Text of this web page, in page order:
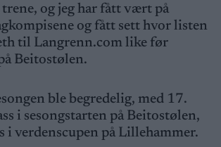
og jeg har fått vært på
og fått sett hvor listen
til Langrenn.com like før
Beitostølen.
ble begredelig, med 17.
i sesongstarten på Beitostølen,
i verdenscupen på Lillehammer.